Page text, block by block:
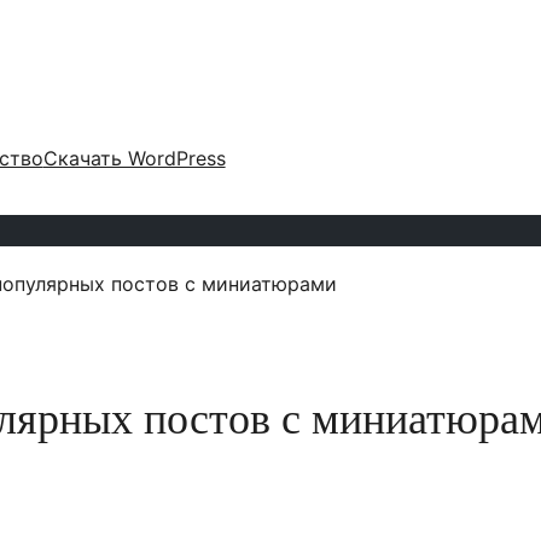
Скачать WordPress
постов с миниатюрами
постов с